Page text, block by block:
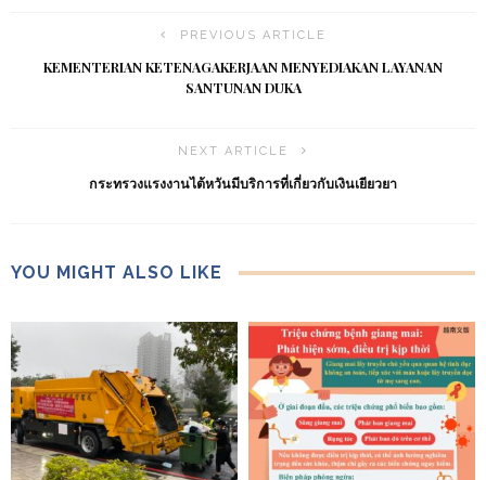
PREVIOUS ARTICLE
KEMENTERIAN KETENAGAKERJAAN MENYEDIAKAN LAYANAN
SANTUNAN DUKA
NEXT ARTICLE
กระทรวงแรงงานไต้หวันมีบริการที่เกี่ยวกับเงินเยียวยา
YOU MIGHT ALSO LIKE